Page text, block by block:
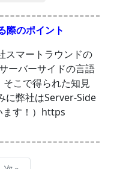
のポイント
スマートラウンドの
ーバーサイドの言語
こで得られた知見
に弊社はServer-Side
す！）https